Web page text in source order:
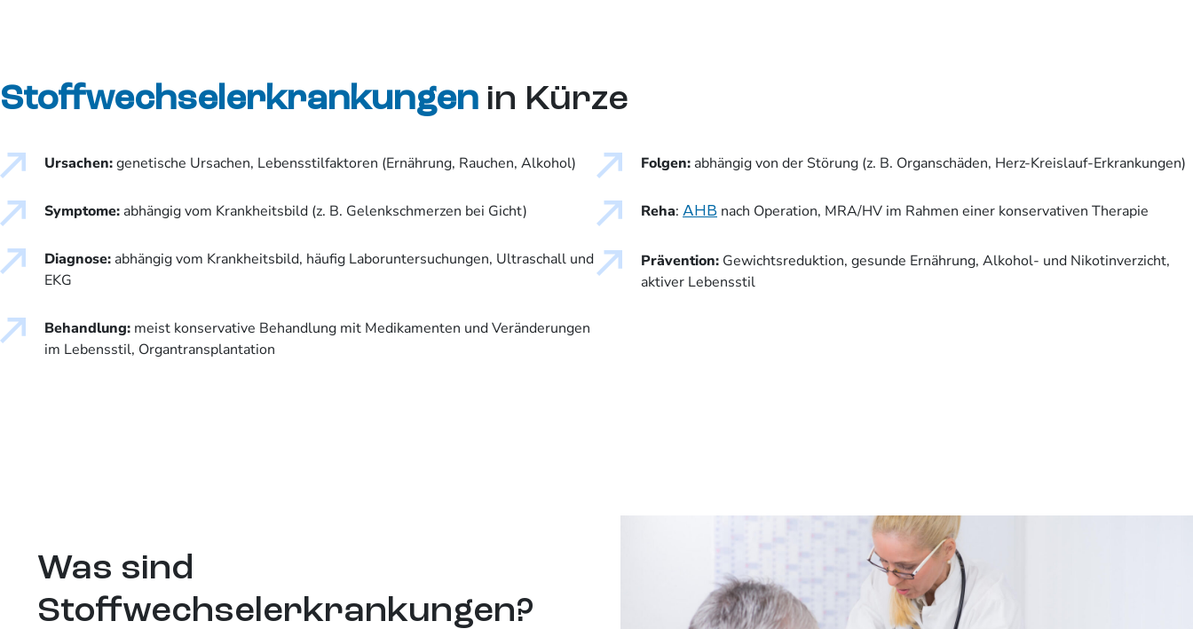
Stoffwechselerkrankungen in Kürze
Ursachen:genetische Ursachen, Lebensstilfaktoren (Ernährung, Rauchen, Alkohol)
Symptome: abhängig vom Krankheitsbild (z. B. Gelenkschmerzen bei Gicht)
Diagnose: abhängig vom Krankheitsbild, häufig Laboruntersuchungen, Ultraschall und
EKG
Behandlung: meist konservative Behandlung mit Medikamenten und Veränderungen
im Lebensstil, Organtransplantation
Folgen: abhängig von der Störung (z. B. Organschäden, Herz-Kreislauf-Erkrankungen)
Reha: AHB nach Operation, MRA/HV im Rahmen einer konservativen Therapie
Prävention: Gewichtsreduktion, gesunde Ernährung, Alkohol- und Nikotinverzicht,
aktiver Lebensstil
Was sind
Stoffwechselerkrankungen?